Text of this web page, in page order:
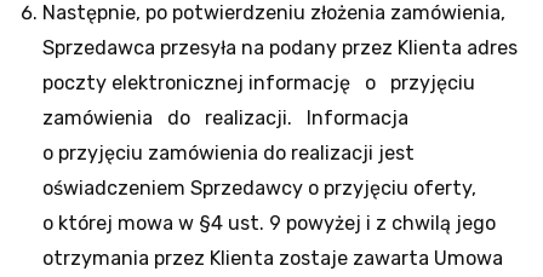
Następnie, po potwierdzeniu złożenia zamówienia,
Sprzedawca przesyła na podany przez Klienta adres
poczty elektronicznej informację o przyjęciu
zamówienia do realizacji. Informacja
o przyjęciu zamówienia do realizacji jest
oświadczeniem Sprzedawcy o przyjęciu oferty,
o której mowa w §4 ust. 9 powyżej i z chwilą jego
otrzymania przez Klienta zostaje zawarta Umowa